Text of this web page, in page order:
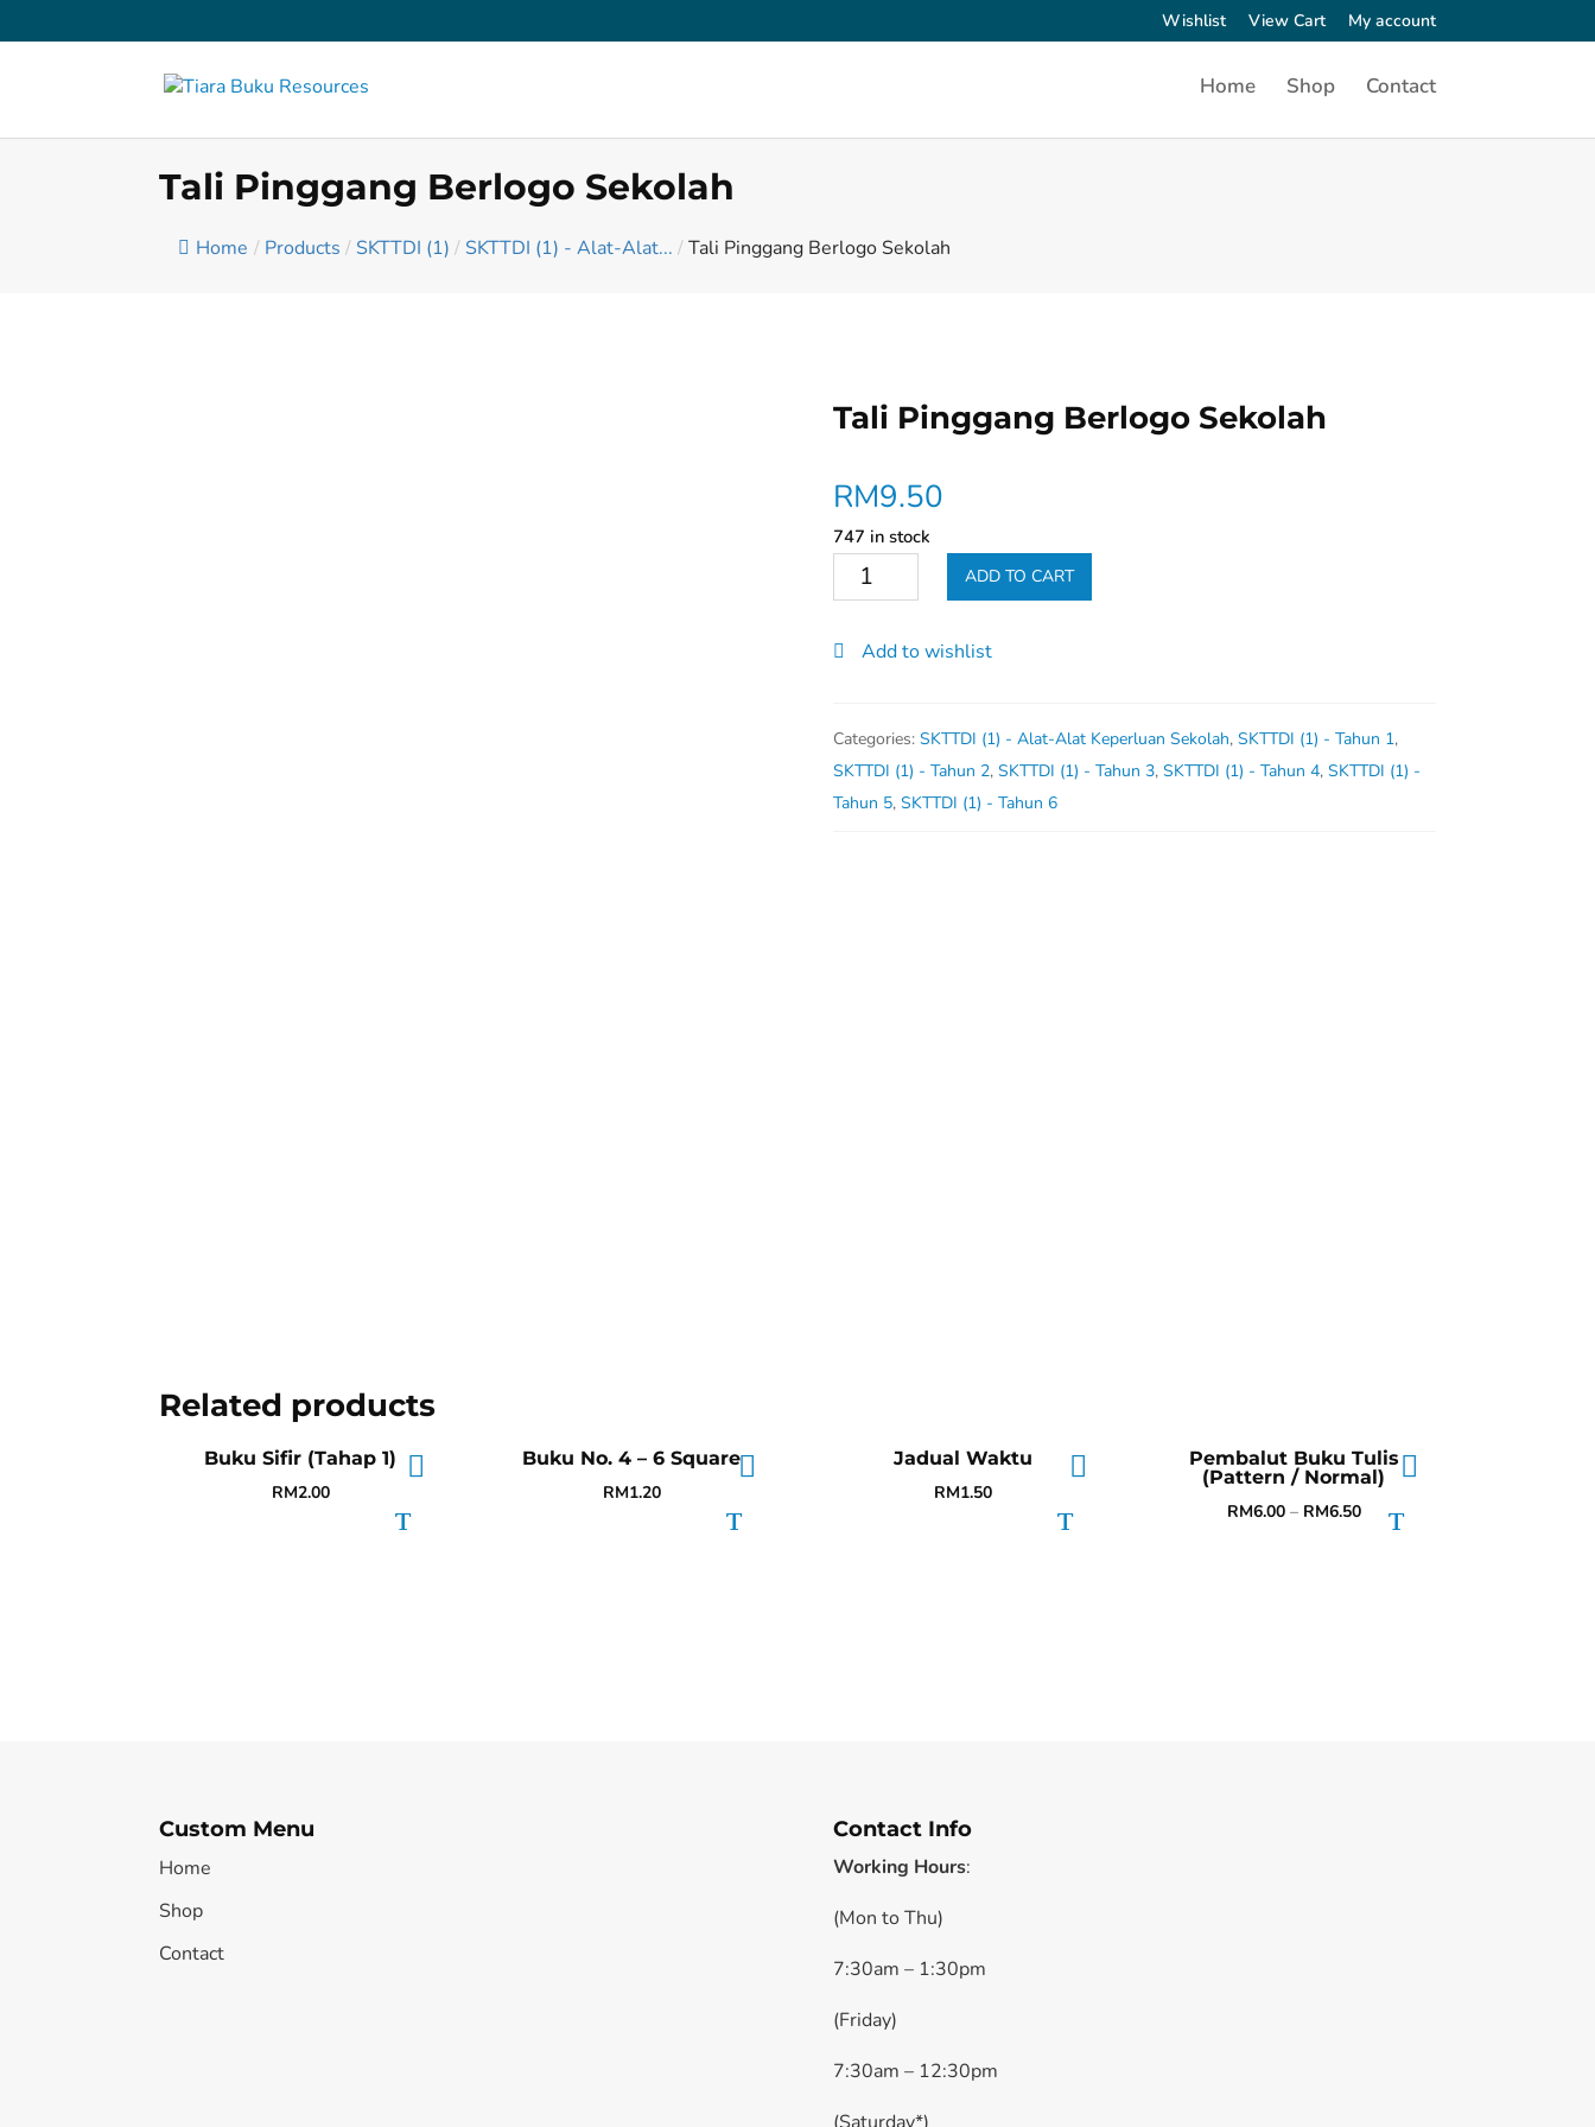
Wishlist View Cart My account
Home Shop Contact
Tali Pinggang Berlogo Sekolah
Home / Products / SKTTDI (1) / SKTTDI (1) - Alat-Alat... / Tali Pinggang Berlogo Sekolah
Tali Pinggang Berlogo Sekolah
RM9.50
747 in stock
Tali
Pinggang
Sekolah
ADD TO CART
Add to wishlist
Categories: SKTTDI (1) - Alat-Alat Keperluan Sekolah, SKTTDI (1) - Tahun 1,
SKTTDI (1) - Tahun 2, SKTTDI (1) - Tahun 3, SKTTDI (1) - Tahun 4, SKTTDI (1) -
Tahun 5, SKTTDI (1) - Tahun 6
Related products
Buku Sifir (Tahap 1)
RM2.00
Buku No. 4 – 6 Square
RM1.20
Jadual Waktu
RM1.50
Pembalut Buku Tulis
(Pattern / Normal)
RM6.00– RM6.50
Custom Menu
Home
Shop
Contact
Contact Info
Working Hours:
(Mon to Thu)
7:30am – 1:30pm
(Friday)
7:30am – 12:30pm